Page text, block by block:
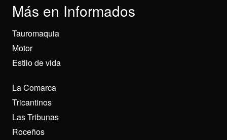
Más en Informados
Tauromaquia
Motor
Estilo de vida
La Comarca
Tricantinos
Las Tribunas
Roceños